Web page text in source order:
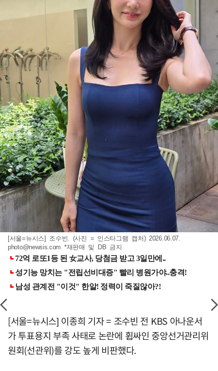
[서울=뉴시스] 조수빈. (사진 = 인스타그램 캡처) 2026.06.07.
photo@newsis.com *재판매 및 DB 금지
[서울=뉴시스] 이종희 기자 = 조수빈 전 KBS 아나운서
가 투표용지 부족 사태로 논란에 휩싸인 중앙선거관리위
원회(선관위)를 강도 높게 비판했다.